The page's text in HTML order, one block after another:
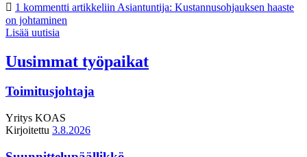
1 kommentti artikkeliin Asiantuntija: Kustannusohjauksen haaste
on johtaminen
Lisää uutisia
Uusimmat työpaikat
Toimitusjohtaja
Yritys KOAS
Kirjoitettu 3.8.2026